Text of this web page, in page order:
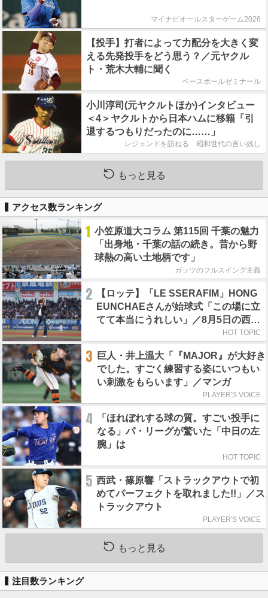
マイナビオールスターゲーム2026
【投手】打者によって力配分を大きく変
える先発投手をどう思う？／元ヤクル
ト・荒木大輔に聞く
ベースボールゼミナール
小川淳司(元ヤクルトほか)インタビュー
＜4＞ヤクルトから日本ハムに移籍「引
退するつもりだったのに……」
レジェンドを訪ねる 昭和世代の言い残し
もっと見る
アクセス数ランキング
1 小笠原道大コラム 第115回 千葉の魅力
「出身地・千葉の話の続き。昔から野
球熱の高い土地柄です」
ガッツのフルスイング主義
2
【ロッテ】「LE SSERAFIM」HONG
EUNCHAEさんが始球式「この場に立
てて本当にうれしい」／8月5日の西武
HOT TOPIC
3
巨人・井上温大「『MAJOR』が大好き
でした。すごく練習する姿にいつもい
い刺激をもらいます」／マンガ
PLAYER'S VOICE
4
「ほれぼれする球の質。すごい投手に
なる」パ・リーグが驚いた「中日の左
腕」は
HOT TOPIC
5 西武・篠原響「ストラックアウトで初
めてパーフェクトを取れました!!」／ス
トラックアウト
PLAYER'S VOICE
もっと見る
注目数ランキング